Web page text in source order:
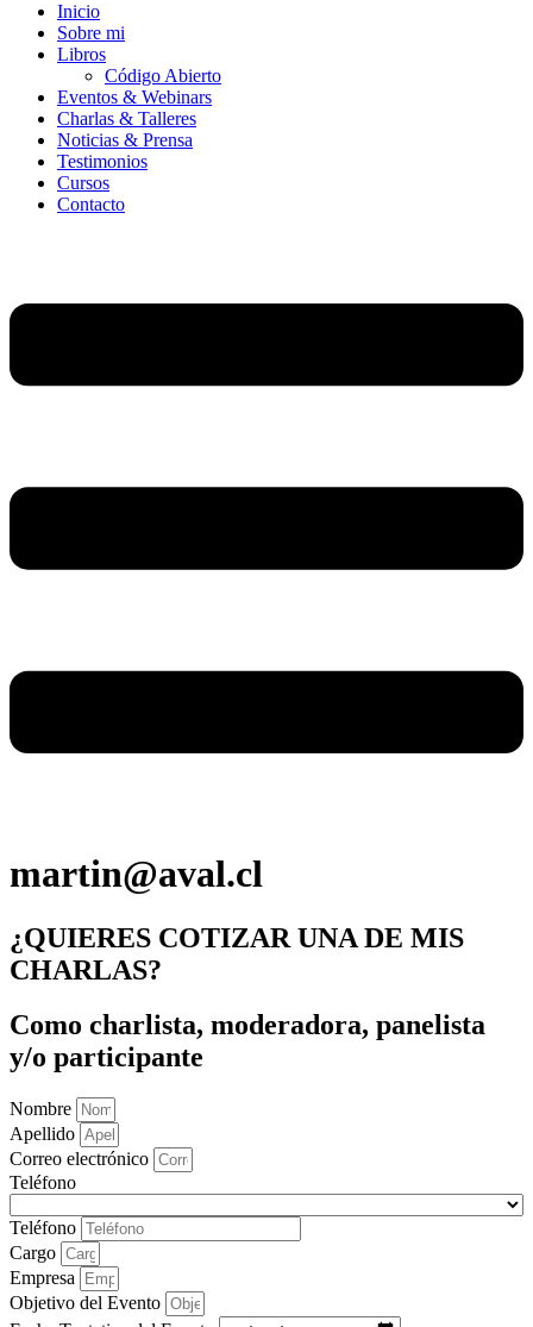
Inicio
Sobre mi
Libros
Código Abierto
Eventos & Webinars
Charlas & Talleres
Noticias & Prensa
Testimonios
Cursos
Contacto
martin@aval.cl
¿QUIERES COTIZAR UNA DE MIS
CHARLAS?
Como charlista, moderadora, panelista
y/o participante
Nombre
Apellido
Correo electrónico
Teléfono
Teléfono
Cargo
Empresa
Objetivo del Evento